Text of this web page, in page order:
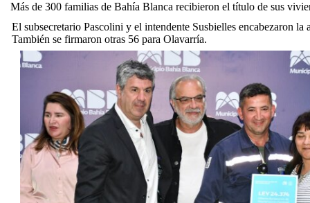
Más de 300 familias de Bahía Blanca recibieron el título de sus
El subsecretario Pascolini y el intendente Susbielles encabezaron
También se firmaron otras 56 para Olavarría.